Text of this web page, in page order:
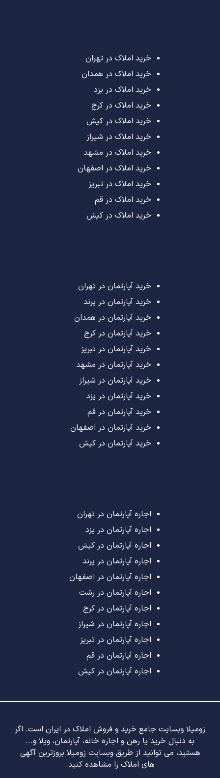
خرید املاک در تهران
خرید املاک در همدان
خرید املاک در یزد
خرید املاک در کرج
خرید املاک در کیش
خرید املاک در شیراز
خرید املاک در مشهد
خرید املاک در اصفهان
خرید املاک در تبریز
خرید املاک در قم
خرید املاک در کیش
خرید آپارتمان در تهران
خرید آپارتمان در پرند
خرید آپارتمان در همدان
خرید آپارتمان در کرج
خرید آپارتمان در تبریز
خرید آپارتمان در مشهد
خرید آپارتمان در شیراز
خرید آپارتمان در یزد
خرید آپارتمان در قم
خرید آپارتمان در اصفهان
خرید آپارتمان در کیش
اجاره آپارتمان در تهران
اجاره آپارتمان در یزد
اجاره آپارتمان در کیش
اجاره آپارتمان در پرند
اجاره آپارتمان در اصفهان
اجاره آپارتمان در رشت
اجاره آپارتمان در کرج
اجاره آپارتمان در شیراز
اجاره آپارتمان در تبریز
اجاره آپارتمان در قم
اجاره آپارتمان در کیش
زومیلا وبسایت جامع خرید و فروش املاک در ایران است. اگر
به دنبال خرید یا رهن و اجاره خانه، آپارتمان، ویلا و...
هستید، می توانید از طریق وبسایت زومیلا بروزترین آگهی
های املاک را مشاهده کنید.